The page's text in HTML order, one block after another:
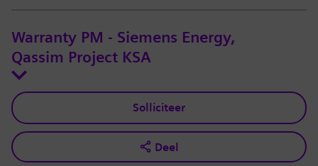
Warranty PM - Siemens Energy,
Qassim Project KSA
Solliciteer
Deel